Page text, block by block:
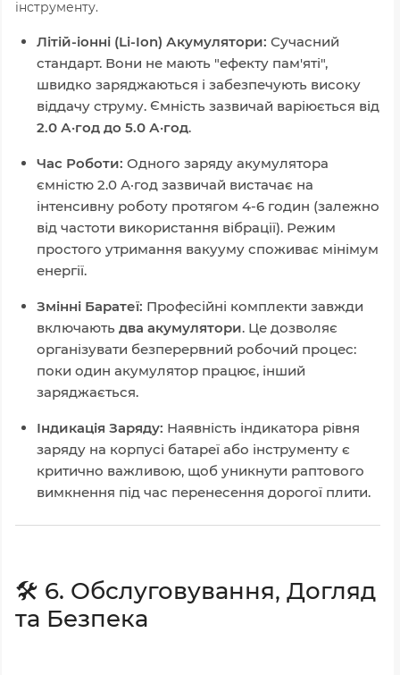
інструменту.
Літій-іонні (Li-Ion) Акумулятори: Сучасний
стандарт. Вони не мають "ефекту пам'яті",
швидко заряджаються і забезпечують високу
віддачу струму. Ємність зазвичай варіюється від
2.0 А·год до 5.0 А·год.
Час Роботи: Одного заряду акумулятора
ємністю 2.0 А·год зазвичай вистачає на
інтенсивну роботу протягом 4-6 годин (залежно
від частоти використання вібрації). Режим
простого утримання вакууму споживає мінімум
енергії.
Змінні Баратеї: Професійні комплекти завжди
включають два акумулятори. Це дозволяє
організувати безперервний робочий процес:
поки один акумулятор працює, інший
заряджається.
Індикація Заряду: Наявність індикатора рівня
заряду на корпусі батареї або інструменту є
критично важливою, щоб уникнути раптового
вимкнення під час перенесення дорогої плити.
🛠️ 6. Обслуговування, Догляд
та Безпека